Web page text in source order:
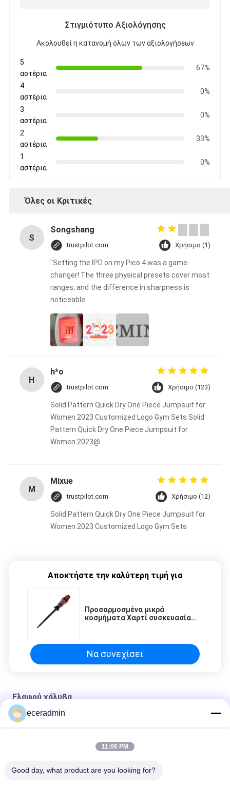
Στιγμιότυπο Αξιολόγησης
Ακολουθεί η κατανομή όλων των αξιολογήσεων
5
αστέρια
67%
4
αστέρια
0%
3
αστέρια
0%
2
αστέρια
33%
1
αστέρια
0%
Όλες οι Κριτικές
S
Songshang
trustpilot.com Χρήσιμο (1)
"Setting the IPD on my Pico 4 was a game-
changer! The three physical presets cover most
ranges, and the difference in sharpness is
noticeable.
H
h*o
trustpilot.com Χρήσιμο (123)
Solid Pattern Quick Dry One Piece Jumpsuit for
Women 2023 Customized Logo Gym Sets Solid
Pattern Quick Dry One Piece Jumpsuit for
Women 2023@
M
Mixue
trustpilot.com Χρήσιμο (12)
Solid Pattern Quick Dry One Piece Jumpsuit for
Women 2023 Customized Logo Gym Sets
Αποκτήστε την καλύτερη τιμή για
Προσαρμοσμένα μικρά
κοσμήματα Χαρτί συσκευασία
Να συνεχίσει
Ελαφρύ χάλυβα
Προσαρμοσμένα μικρά κοσμήματα Χαρτί συσκευασία Κουτί
δώρο Κορίτσια φθηνό κουτί συσκευασίας
eceradmin
11:06 PM
Good day, what product are you looking for?